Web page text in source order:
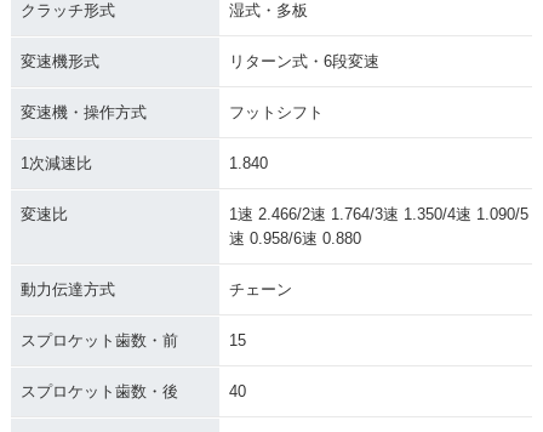
クラッチ形式 湿式・多板
変速機形式 リターン式・6段変速
変速機・操作方式 フットシフト
1次減速比 1.840
変速比
1速 2.466/2速 1.764/3速 1.350/4速 1.090/5
速 0.958/6速 0.880
動力伝達方式 チェーン
スプロケット歯数・前 15
スプロケット歯数・後 40